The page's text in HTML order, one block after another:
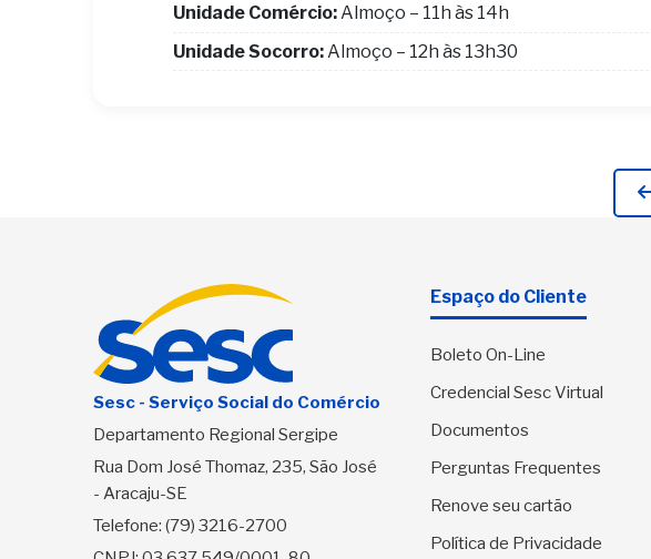
Unidade Comércio:Almoço – 11h às 14h
Unidade Socorro: Almoço – 12h às 13h30
Sesc - Serviço Social do Comércio
Departamento Regional Sergipe
Rua Dom José Thomaz, 235, São José
- Aracaju-SE
Telefone: (79) 3216-2700
Espaço do Cliente
Boleto On-Line
Credencial Sesc Virtual
Documentos
Perguntas Frequentes
Renove seu cartão
Política de Privacidade